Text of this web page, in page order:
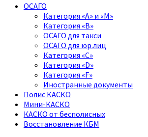
ОСАГО
Категория «A» и «M»
Категория «B»
ОСАГО для такси
ОСАГО для юр.лиц
Категория «C»
Категория «D»
Категория «F»
Иностранные документы
Полис КАСКО
Мини-КАСКО
КАСКО от бесполисных
Восстановление КБМ